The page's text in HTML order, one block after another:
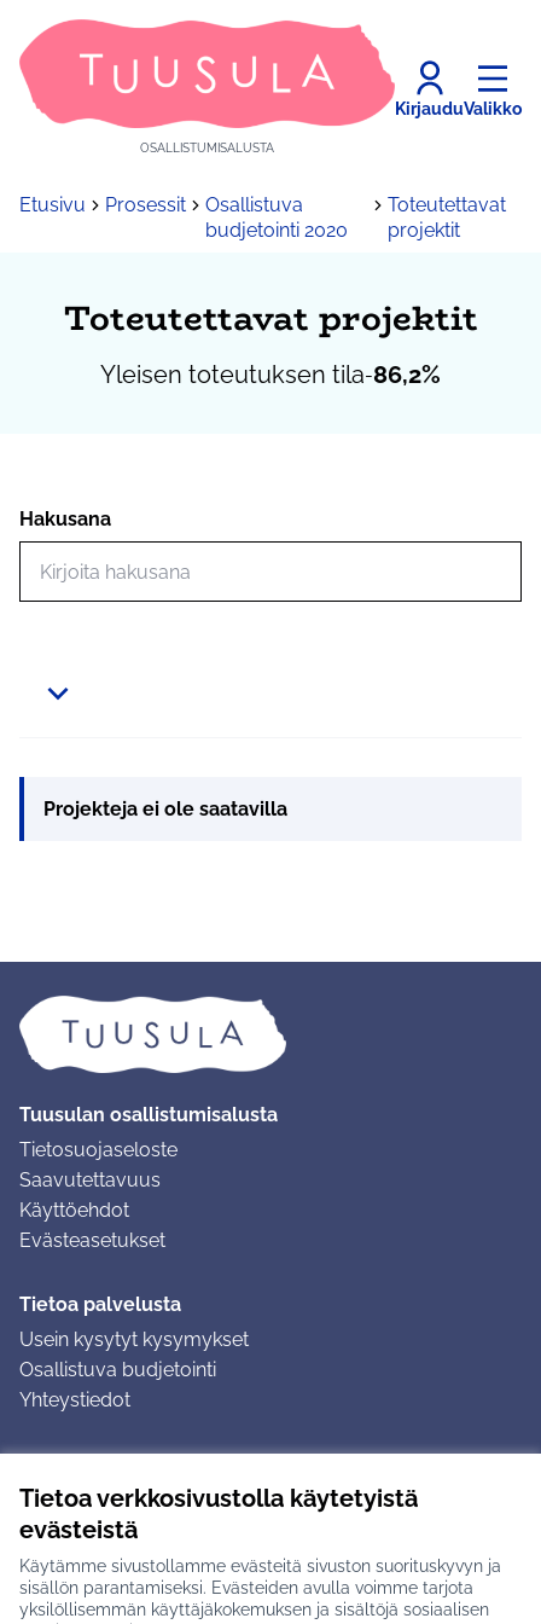
Tietoa verkkosivustolla käytetyistä
evästeistä
Käytämme sivustollamme evästeitä sivuston suorituskyvyn ja
sisällön parantamiseksi. Evästeiden avulla voimme tarjota
yksilöllisemmän käyttäjäkokemuksen ja sisältöjä sosiaalisen
OSALLISTUMISALUSTA
KirjauduValikko
Etusivu Prosessit
Osallistuva
budjetointi 2020
Toteutettavat
projektit
Toteutettavat projektit
Yleisen toteutuksen tila-86,2%
Hakusana
Projekteja ei ole saatavilla
Tuusulan osallistumisalusta
Tietosuojaseloste
Saavutettavuus
Käyttöehdot
Evästeasetukset
Tietoa palvelusta
Usein kysytyt kysymykset
Osallistuva budjetointi
Yhteystiedot
Ohjeet kirjautumiseen
Ohjeet kommentin jättämiseen